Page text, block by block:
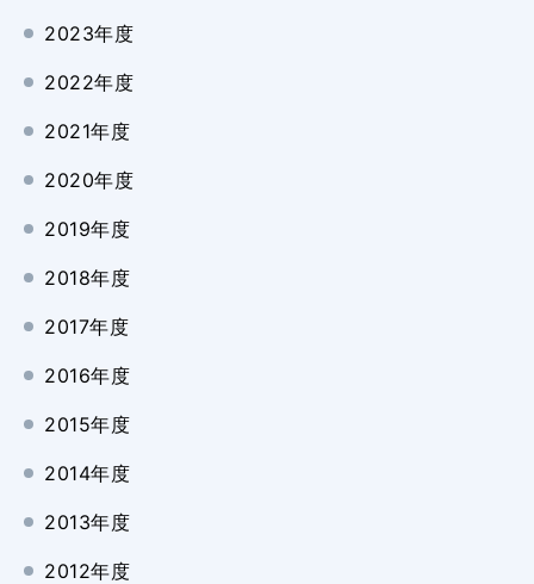
2023年度
2022年度
2021年度
2020年度
2019年度
2018年度
2017年度
2016年度
2015年度
2014年度
2013年度
2012年度